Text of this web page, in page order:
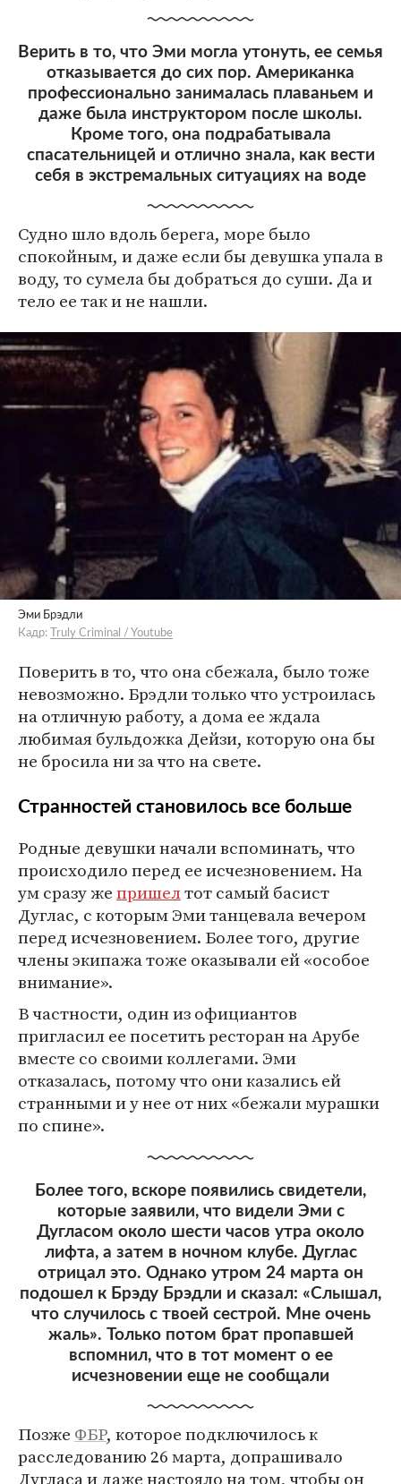
Верить в то, что Эми могла утонуть, ее семья
отказывается до сих пор. Американка
профессионально занималась плаваньем и
даже была инструктором после школы.
Кроме того, она подрабатывала
спасательницей и отлично знала, как вести
себя в экстремальных ситуациях на воде
Судно шло вдоль берега, море было
спокойным, и даже если бы девушка упала в
воду, то сумела бы добраться до суши. Да и
тело ее так и не нашли.
Эми Брэдли
Кадр:
Truly Criminal / Youtube
Поверить в то, что она сбежала, было тоже
невозможно. Брэдли только что устроилась
на отличную работу, а дома ее ждала
любимая бульдожка Дейзи, которую она бы
не бросила ни за что на свете.
Странностей становилось все больше
Родные девушки начали вспоминать, что
происходило перед ее исчезновением. На
ум сразу жепришелтот самый басист
Дуглас, с которым Эми танцевала вечером
перед исчезновением. Более того, другие
члены экипажа тоже оказывали ей «особое
внимание».
В частности, один из официантов
пригласил ее посетить ресторан на Арубе
вместе со своими коллегами. Эми
отказалась, потому что они казались ей
странными и у нее от них «бежали мурашки
по спине».
Более того, вскоре появились свидетели,
которые заявили, что видели Эми с
Дугласом около шести часов утра около
лифта, а затем в ночном клубе. Дуглас
отрицал это. Однако утром 24 марта он
подошел к Брэду Брэдли и сказал: «Слышал,
что случилось с твоей сестрой. Мне очень
жаль». Только потом брат пропавшей
вспомнил, что в тот момент о ее
исчезновении еще не сообщали
Позже ФБР, которое подключилось к
расследованию 26 марта, допрашивало
Дугласа и даже настояло на том, чтобы он